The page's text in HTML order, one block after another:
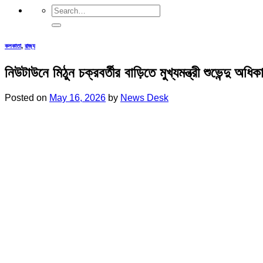
কলকাতা, রাজ্য
নিউটাউনে মিঠুন চক্রবর্তীর বাড়িতে মুখ্যমন্ত্রী শুভেন্দু
Posted on May 16, 2026 by News Desk